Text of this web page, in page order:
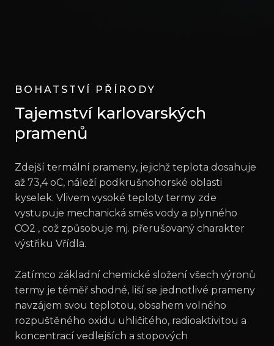
BOHATSTVÍ PŘÍRODY
Tajemství karlovarských
pramenů
Zdejší termální prameny, jejichž teplota dosahuje
až 73,4 oC, náleží podkrušnohorské oblasti
kyselek. Vlivem vysoké teploty termy zde
vystupuje mechanická směs vody a plynného
CO2 , což způsobuje mj. přerušovaný charakter
výstřiku Vřídla.
Zatímco základní chemické složení všech výronů
termy je téměř shodné, liší se jednotlivé prameny
navzájem svou teplotou, obsahem volného
rozpuštěného oxidu uhličitého, radioaktivitou a
koncentrací vedlejších a stopových